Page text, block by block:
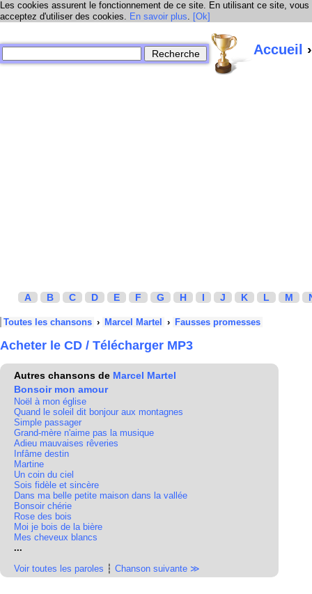
Les cookies assurent le fonctionnement de ce site. En utilisant ce site, vous
acceptez d'utiliser des cookies. En savoir plus. [Ok]
Accueil
A B C D E F G H I J K L M
Toutes les chansons › Marcel Martel › Fausses promesses
Acheter le CD / Télécharger MP3
Autres chansons de Marcel Martel
Bonsoir mon amour
Noël à mon église
Quand le soleil dit bonjour aux montagnes
Simple passager
Grand-mère n'aime pas la musique
Adieu mauvaises rêveries
Infâme destin
Martine
Un coin du ciel
Sois fidèle et sincère
Dans ma belle petite maison dans la vallée
Bonsoir chérie
Rose des bois
Moi je bois de la bière
Mes cheveux blancs
...
Voir toutes les paroles ┆ Chanson suivante ≫